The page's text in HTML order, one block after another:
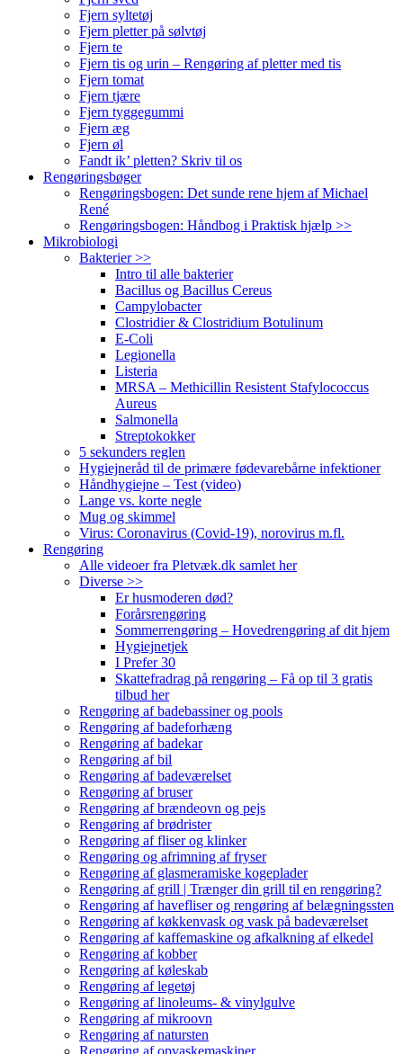
Fjern syltetøj
Fjern pletter på sølvtøj
Fjern te
Fjern tis og urin – Rengøring af pletter med tis
Fjern tomat
Fjern tjære
Fjern tyggegummi
Fjern æg
Fjern øl
Fandt ik’ pletten? Skriv til os
Rengøringsbøger
Rengøringsbogen: Det sunde rene hjem af Michael
René
Rengøringsbogen: Håndbog i Praktisk hjælp >>
Mikrobiologi
Bakterier >>
Intro til alle bakterier
Bacillus og Bacillus Cereus
Campylobacter
Clostridier & Clostridium Botulinum
E-Coli
Legionella
Listeria
MRSA – Methicillin Resistent Stafylococcus
Aureus
Salmonella
Streptokokker
5 sekunders reglen
Hygiejneråd til de primære fødevarebårne infektioner
Håndhygiejne – Test (video)
Lange vs. korte negle
Mug og skimmel
Virus: Coronavirus (Covid-19), norovirus m.fl.
Rengøring
Alle videoer fra Pletvæk.dk samlet her
Diverse >>
Er husmoderen død?
Forårsrengøring
Sommerrengøring – Hovedrengøring af dit hjem
Hygiejnetjek
I Prefer 30
Skattefradrag på rengøring – Få op til 3 gratis
tilbud her
Rengøring af badebassiner og pools
Rengøring af badeforhæng
Rengøring af badekar
Rengøring af bil
Rengøring af badeværelset
Rengøring af bruser
Rengøring af brændeovn og pejs
Rengøring af brødrister
Rengøring af fliser og klinker
Rengøring og afrimning af fryser
Rengøring af glasmeramiske kogeplader
Rengøring af grill | Trænger din grill til en rengøring?
Rengøring af havefliser og rengøring af belægningssten
Rengøring af køkkenvask og vask på badeværelset
Rengøring af kaffemaskine og afkalkning af elkedel
Rengøring af kobber
Rengøring af køleskab
Rengøring af legetøj
Rengøring af linoleums- & vinylgulve
Rengøring af mikroovn
Rengøring af natursten
Rengøring af opvaskemaskiner